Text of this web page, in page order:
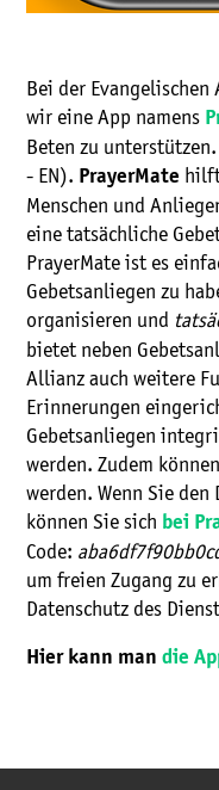
Bei der
wir eine App namens
Beten zu
- EN). PrayerMate
Menschen und
eine tatsächliche
PrayerMate ist es
Gebetsanliegen zu
organisieren und
bietet neben
Allianz auch weitere
Erinnerungen
Gebetsanliegen
werden. Zudem
werden. Wenn Sie
können Sie sich bei
Code:
um freien Zugang zu
Datenschutz des
Hier kann man die